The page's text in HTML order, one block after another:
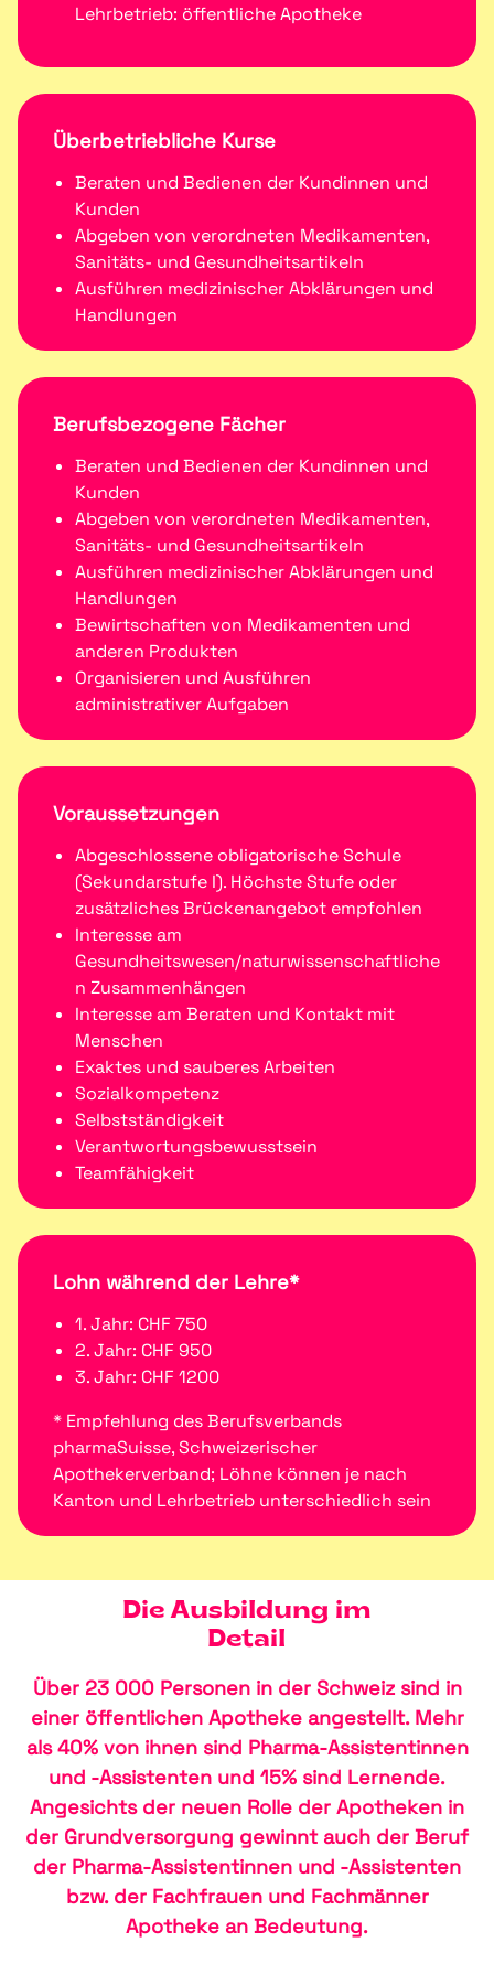
Lehrbetrieb: öffentliche Apotheke
Überbetriebliche Kurse
Beraten und Bedienen der Kundinnen und
Kunden
Abgeben von verordneten Medikamenten,
Sanitäts- und Gesundheitsartikeln
Ausführen medizinischer Abklärungen und
Handlungen
Berufsbezogene Fächer
Beraten und Bedienen der Kundinnen und
Kunden
Abgeben von verordneten Medikamenten,
Sanitäts- und Gesundheitsartikeln
Ausführen medizinischer Abklärungen und
Handlungen
Bewirtschaften von Medikamenten und
anderen Produkten
Organisieren und Ausführen
administrativer Aufgaben
Voraussetzungen
Abgeschlossene obligatorische Schule
(Sekundarstufe I). Höchste Stufe oder
zusätzliches Brückenangebot empfohlen
Interesse am
Gesundheitswesen/naturwissenschaftliche
n Zusammenhängen
Interesse am Beraten und Kontakt mit
Menschen
Exaktes und sauberes Arbeiten
Sozialkompetenz
Selbstständigkeit
Verantwortungsbewusstsein
Teamfähigkeit
Lohn während der Lehre*
1. Jahr: CHF 750
2. Jahr: CHF 950
3. Jahr: CHF 1200
* Empfehlung des Berufsverbands
pharmaSuisse, Schweizerischer
Apothekerverband; Löhne können je nach
Kanton und Lehrbetrieb unterschiedlich sein
Die Ausbildung im
Detail
Über 23 000 Personen in der Schweiz sind in
einer öffentlichen Apotheke angestellt. Mehr
als 40% von ihnen sind Pharma-Assistentinnen
und -Assistenten und 15% sind Lernende.
Angesichts der neuen Rolle der Apotheken in
der Grundversorgung gewinnt auch der Beruf
der Pharma-Assistentinnen und -Assistenten
bzw. der Fachfrauen und Fachmänner
Apotheke an Bedeutung.